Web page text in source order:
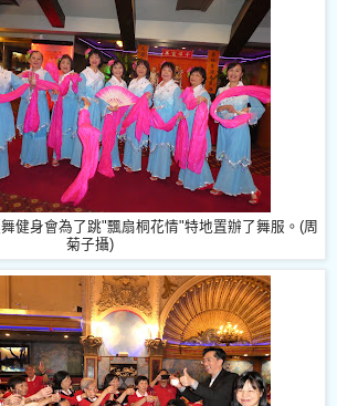
健身會為了跳"飄扇桐花情"特地置辦了舞服。(周
菊子攝)